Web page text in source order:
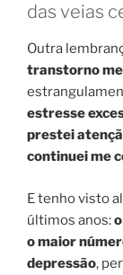
das veias
Outra
transtorno
estresse
prestei
continuei me
E tenho visto
últimos anos:
o maior
depressão,